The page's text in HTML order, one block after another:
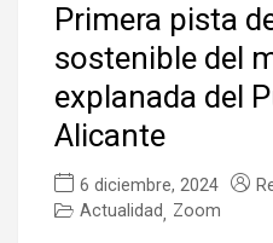
Primera pista
sostenible del
explanada del
Alicante
6 diciembre, 2024
Actualidad, Zoom